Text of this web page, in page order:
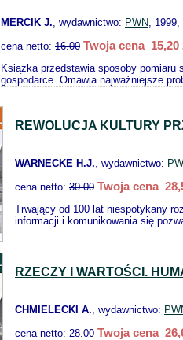
MERCIK J., wydawnictwo: PWN, 1999,
cena netto: 16.00 Twoja cena 15,20
Książka przedstawia sposoby pomiaru
gospodarce. Omawia najważniejsze
REWOLUCJA KULTURY
WARNECKE H.J., wydawnictwo:
cena netto: 30.00 Twoja cena
Trwający od 100 lat niespotykany
informacji i komunikowania się
RZECZY I WARTOŚCI.
CHMIELECKI A., wydawnictwo:
cena netto: 28.00 Twoja cena